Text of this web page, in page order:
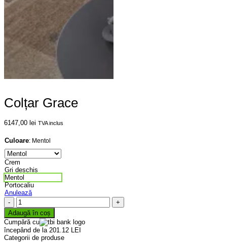
Colțar Grace
6147,00 lei TVA inclus
Culoare: Mentol
Crem
Gri deschis
Mentol
Portocaliu
Anulează
Cantitate
Colțar
Grace
Adaugă în coș
Cumpără cu
începând de la 201.12 LEI
Categorii de produse